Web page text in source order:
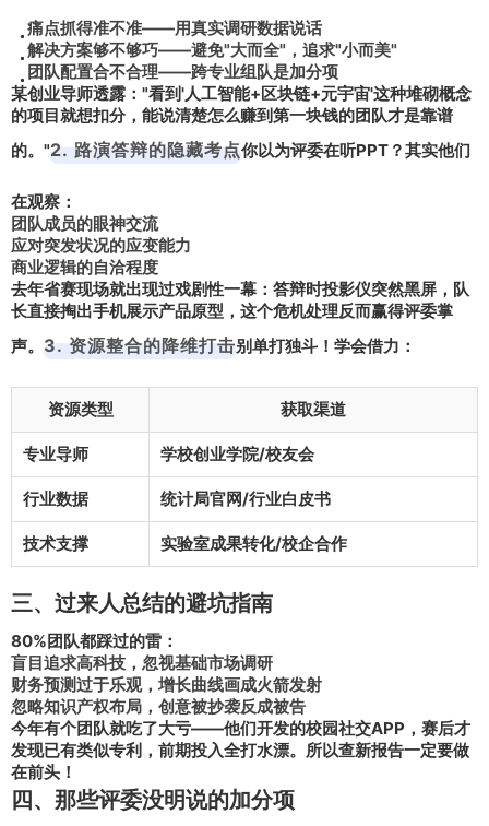
痛点抓得准不准——用真实调研数据说话
解决方案够不够巧——避免"大而全"，追求"小而美"
团队配置合不合理——跨专业组队是加分项
某创业导师透露："看到'人工智能+区块链+元宇宙'这种堆砌概念
的项目就想扣分， 能说清楚怎么赚到第一块钱的团队才是靠谱
的。"2. 路演答辩的隐藏考点你以为评委在听PPT？其实他们
在观察：
团队成员的眼神交流
应对突发状况的应变能力
商业逻辑的自洽程度
去年省赛现场就出现过戏剧性一幕：答辩时投影仪突然黑屏，队
长直接掏出手机展示产品原型，这个危机处理反而赢得评委掌
声。 3. 资源整合的降维打击别单打独斗！学会借力：
资源类型 获取渠道
专业导师 学校创业学院/校友会
行业数据 统计局官网/行业白皮书
技术支撑 实验室成果转化/校企合作
三、过来人总结的避坑指南
80%团队都踩过的雷：
盲目追求高科技，忽视基础市场调研
财务预测过于乐观，增长曲线画成火箭发射
忽略知识产权布局，创意被抄袭反成被告
今年有个团队就吃了大亏——他们开发的校园社交APP，赛后才
发现已有类似专利，前期投入全打水漂。所以查新报告一定要做
在前头！
四、那些评委没明说的加分项